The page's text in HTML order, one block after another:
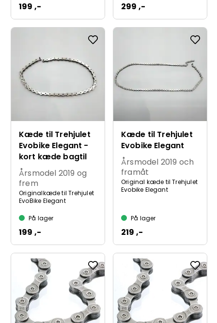
199 ,- 299 ,-
Kæde til Trehjulet
Evobike Elegant -
kort kæde bagtil
Årsmodel 2019 og
frem
Originalkæde til Trehjulet
EvoBike Elegant
På lager
199 ,-
Kæde til Trehjulet
Evobike Elegant
Årsmodel 2019 och
framåt
Original kæde til Trehjulet
Evobike Elegant
På lager
219 ,-